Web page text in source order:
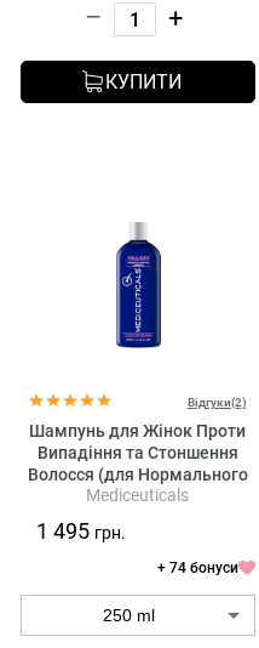
– +
КУПИТИ
Відгуки(2)
Шампунь для Жінок Проти
Випадіння та Стоншення
Волосся (для Нормального
Волосся та Шкіри Голови)
Shampoo
Mediceuticals
1 495 грн.
+ 74 бонуси